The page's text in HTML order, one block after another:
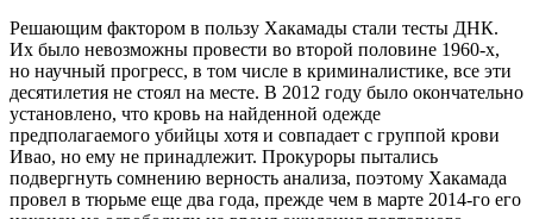
Решающим фактором в пользу Хакамады стали тесты ДНК.
Их было невозможны провести во второй половине 1960-х,
но научный прогресс, в том числе в криминалистике, все эти
десятилетия не стоял на месте. В 2012 году было окончательно
установлено, что кровь на найденной одежде
предполагаемого убийцы хотя и совпадает с группой крови
Ивао, но ему не принадлежит. Прокуроры пытались
подвергнуть сомнению верность анализа, поэтому Хакамада
провел в тюрьме еще два года, прежде чем в марте 2014-го его